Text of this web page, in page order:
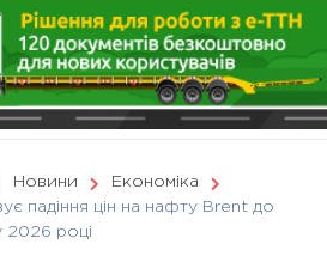
Новини
Економіка
падіння цін на нафту Brent до
2026 році